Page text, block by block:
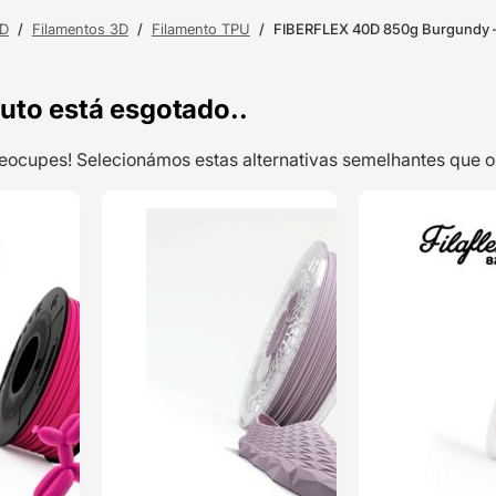
/ Filamentos 3D / Filamento TPU / FIBERFLEX 40D 850g Burgundy
está esgotado..
Selecionámos estas alternativas semelhantes que
250g Pink –
RECREUS
Classificado
com5.00
5 com base
em2
classificações
de clientes
20,79
ENVIO 24H